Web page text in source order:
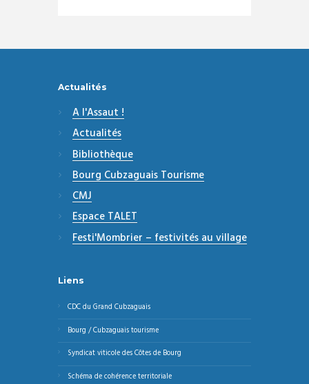
Actualités
A l'Assaut !
Actualités
Bibliothèque
Bourg Cubzaguais Tourisme
CMJ
Espace TALET
Festi'Mombrier – festivités au village
Liens
CDC du Grand Cubzaguais
Bourg / Cubzaguais tourisme
Syndicat viticole des Côtes de Bourg
Schéma de cohérence territoriale